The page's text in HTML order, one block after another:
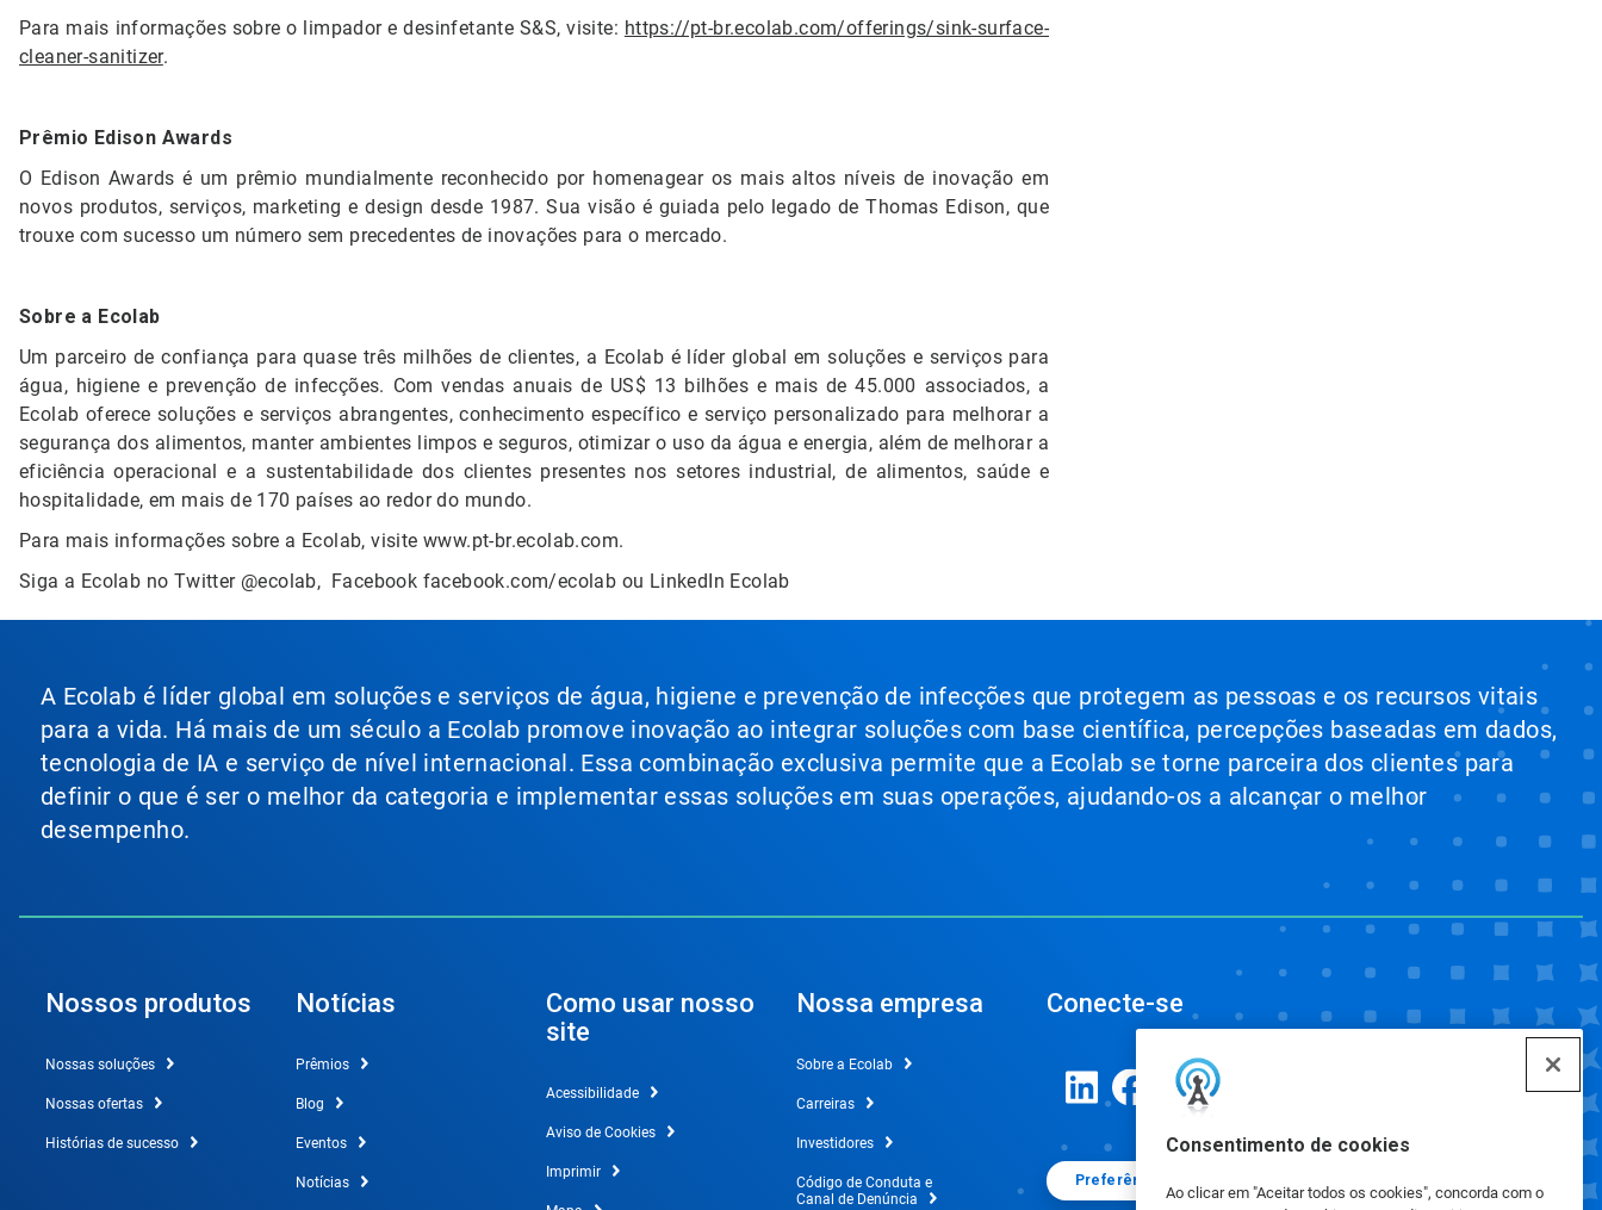
Consentimento de cookies
Ao clicar em "Aceitar todos os cookies", concorda com o
Para mais informações sobre o limpador e desinfetante S&S, visite: https://pt-br.ecolab.com/offerings/sink-surface-
cleaner-sanitizer.
Prêmio Edison Awards
O Edison Awards é um prêmio mundialmente reconhecido por homenagear os mais altos níveis de inovação em
novos produtos, serviços, marketing e design desde 1987. Sua visão é guiada pelo legado de Thomas Edison, que
trouxe com sucesso um número sem precedentes de inovações para o mercado.
Sobre a Ecolab
Um parceiro de confiança para quase três milhões de clientes, a Ecolab é líder global em soluções e serviços para
água, higiene e prevenção de infecções. Com vendas anuais de US$ 13 bilhões e mais de 45.000 associados, a
Ecolab oferece soluções e serviços abrangentes, conhecimento específico e serviço personalizado para melhorar a
segurança dos alimentos, manter ambientes limpos e seguros, otimizar o uso da água e energia, além de melhorar a
eficiência operacional e a sustentabilidade dos clientes presentes nos setores industrial, de alimentos, saúde e
hospitalidade, em mais de 170 países ao redor do mundo.
Para mais informações sobre a Ecolab, visite www.pt-br.ecolab.com.
Siga a Ecolab no Twitter @ecolab, Facebook facebook.com/ecolab ou LinkedIn Ecolab
A Ecolab é líder global em soluções e serviços de água, higiene e prevenção de infecções que protegem as pessoas e os recursos vitais
para a vida. Há mais de um século a Ecolab promove inovação ao integrar soluções com base científica, percepções baseadas em dados,
tecnologia de IA e serviço de nível internacional. Essa combinação exclusiva permite que a Ecolab se torne parceira dos clientes para
definir o que é ser o melhor da categoria e implementar essas soluções em suas operações, ajudando-os a alcançar o melhor
desempenho.
Nossos produtos
Nossas soluções
Nossas ofertas
Histórias de sucesso
Notícias
Prêmios
Blog
Eventos
Notícias
Como usar nosso
site
Acessibilidade
Aviso de Cookies
Imprimir
Nossa empresa
Sobre a Ecolab
Carreiras
Investidores
Código de Conduta e
Canal de Denúncia
Conecte-se
Preferências de cookies